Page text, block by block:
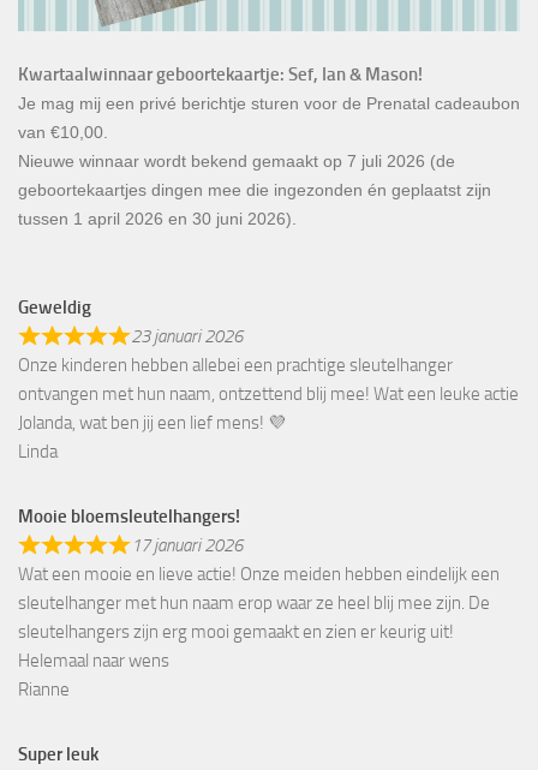
Kwartaalwinnaar geboortekaartje: Sef, Ian & Mason!
Je mag mij een privé berichtje sturen voor de Prenatal cadeaubon
van €10,00.
Nieuwe winnaar wordt bekend gemaakt op 7 juli 2026 (de
geboortekaartjes dingen mee die ingezonden én geplaatst zijn
tussen 1 april 2026 en 30 juni 2026).
Geweldig
23 januari 2026
Onze kinderen hebben allebei een prachtige sleutelhanger
ontvangen met hun naam, ontzettend blij mee! Wat een leuke actie
Jolanda, wat ben jij een lief mens! 💜
Linda
Mooie bloemsleutelhangers!
17 januari 2026
Wat een mooie en lieve actie! Onze meiden hebben eindelijk een
sleutelhanger met hun naam erop waar ze heel blij mee zijn. De
sleutelhangers zijn erg mooi gemaakt en zien er keurig uit!
Helemaal naar wens
Rianne
Super leuk